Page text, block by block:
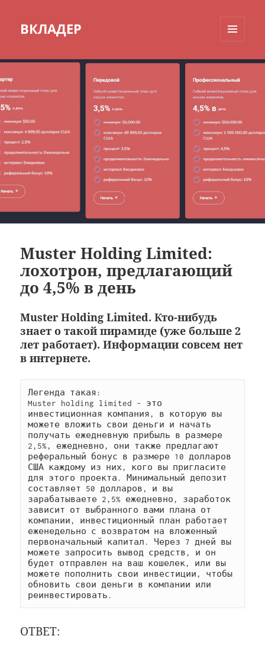
ВКЛАДЕР
ВИДЖЕТЫ
Muster Holding Limited:
лохотрон, предлагающий
до 4,5% в день
Muster Holding Limited. Кто-нибудь
знает о такой пирамиде (уже больше 2
лет работает). Информации совсем нет
в интернете.
Легенда такая:
Muster holding limited - это
инвестиционная компания, в которую вы
можете вложить свои деньги и начать
получать ежедневную прибыль в размере
2,5%, ежедневно, они также предлагают
реферальный бонус в размере 10 долларов
США каждому из них, кого вы пригласите
для этого проекта. Минимальный депозит
составляет 50 долларов, и вы
зарабатываете 2,5% ежедневно, заработок
зависит от выбранного вами плана от
компании, инвестиционный план работает
еженедельно с возвратом на вложенный
первоначальный капитал. Через 7 дней вы
можете запросить вывод средств, и он
будет отправлен на ваш кошелек, или вы
можете пополнить свои инвестиции, чтобы
обновить свои деньги в компании или
реинвестировать.
ОТВЕТ: